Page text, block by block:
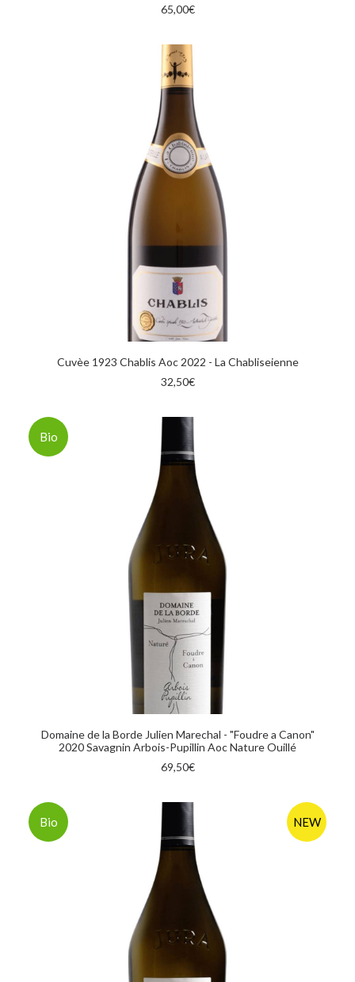
65,00€
AGGIUNGI AL CARRELLO
Cuvèe 1923 Chablis Aoc 2022 - La Chabliseienne
32,50€
Bio
AGGIUNGI AL CARRELLO
Domaine de la Borde Julien Marechal - "Foudre a Canon"
2020 Savagnin Arbois-Pupillin Aoc Nature Ouillé
69,50€
Bio NEW